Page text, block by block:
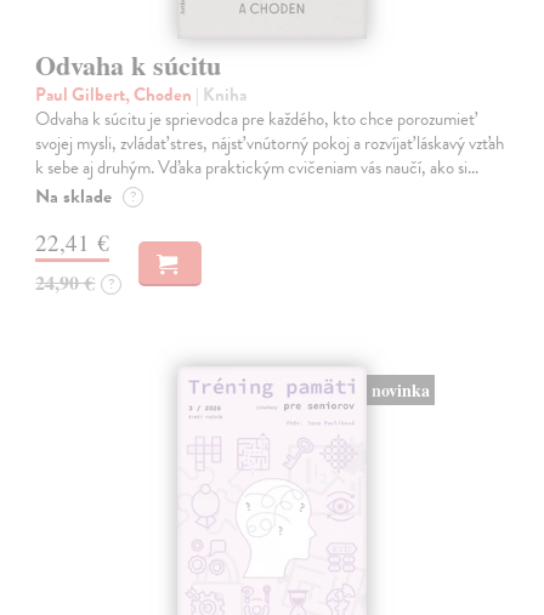
Odvaha k súcitu
Paul Gilbert, Choden | Kniha
Odvaha k súcitu je sprievodca pre každého, kto chce porozumieť
svojej mysli, zvládať stres, nájsť vnútorný pokoj a rozvíjať láskavý vzťah
k sebe aj druhým. Vďaka praktickým cvičeniam vás naučí, ako si…
Na sklade ?
22,41 €
24,90 € ?
novinka